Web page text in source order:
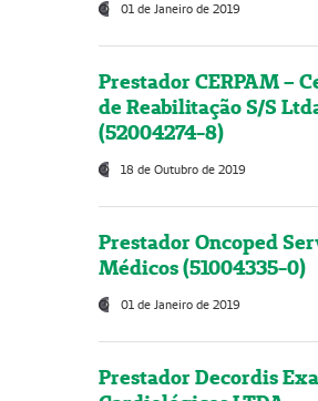
01 de Janeiro de 2019
Prestador CERPAM –
de Reabilitação S/S
(52004274-8)
18 de Outubro de 2019
Prestador Oncoped
Médicos (51004335-0)
01 de Janeiro de 2019
Prestador Decordis